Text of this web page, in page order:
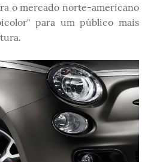
o mercado norte-americano
para um público mais